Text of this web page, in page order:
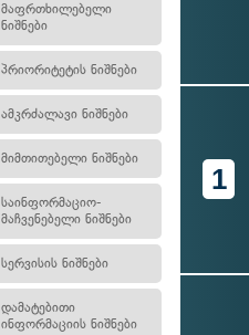
მაფრთხილებელი
ნიშნები
პრიორიტეტის ნიშნები
ამკრძალავი ნიშნები
მიმთითებელი ნიშნები
საინფორმაციო-
მაჩვენებელი ნიშნები
სერვისის ნიშნები
დამატებითი
ინფორმაციის ნიშნები
1